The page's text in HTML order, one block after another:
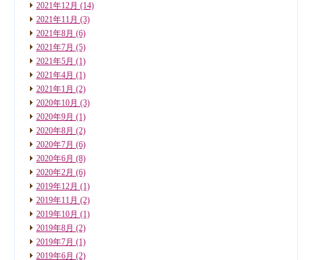
2021年12月 (14)
2021年11月 (3)
2021年8月 (6)
2021年7月 (5)
2021年5月 (1)
2021年4月 (1)
2021年1月 (2)
2020年10月 (3)
2020年9月 (1)
2020年8月 (2)
2020年7月 (6)
2020年6月 (8)
2020年2月 (6)
2019年12月 (1)
2019年11月 (2)
2019年10月 (1)
2019年8月 (2)
2019年7月 (1)
2019年6月 (2)